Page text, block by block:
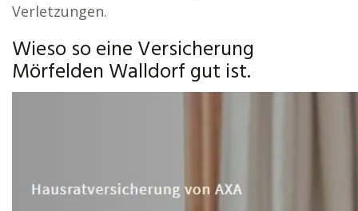
Verletzungen.
Wieso so eine Versicherung
Mörfelden Walldorf gut ist.